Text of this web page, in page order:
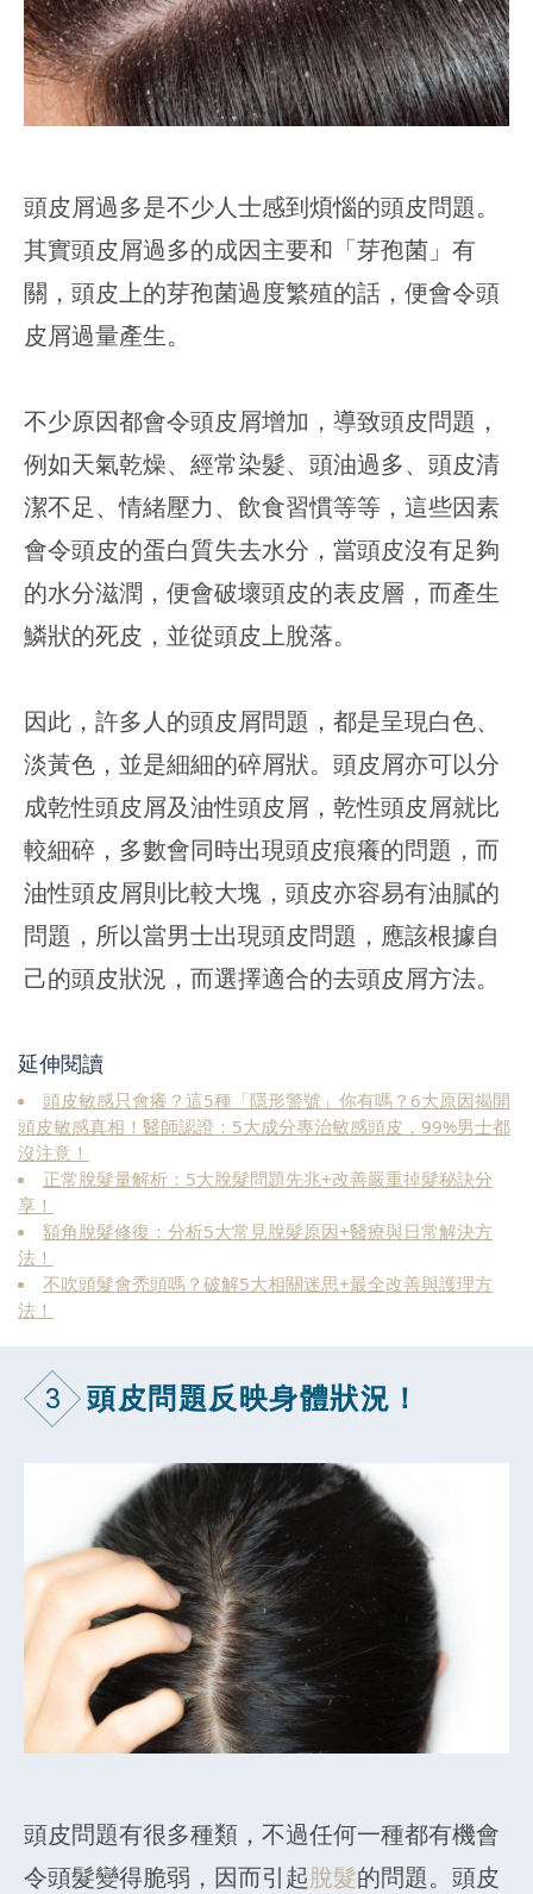
頭皮屑過多是不少人士感到煩惱的頭皮問題。
其實頭皮屑過多的成因主要和「芽孢菌」有
關，頭皮上的芽孢菌過度繁殖的話，便會令頭
皮屑過量產生。
不少原因都會令頭皮屑增加，導致頭皮問題，
例如天氣乾燥、經常染髮、頭油過多、頭皮清
潔不足、情緒壓力、飲食習慣等等，這些因素
會令頭皮的蛋白質失去水分，當頭皮沒有足夠
的水分滋潤，便會破壞頭皮的表皮層，而產生
鱗狀的死皮，並從頭皮上脫落。
因此，許多人的頭皮屑問題，都是呈現白色、
淡黃色，並是細細的碎屑狀。頭皮屑亦可以分
成乾性頭皮屑及油性頭皮屑，乾性頭皮屑就比
較細碎，多數會同時出現頭皮痕癢的問題，而
油性頭皮屑則比較大塊，頭皮亦容易有油膩的
問題，所以當男士出現頭皮問題，應該根據自
己的頭皮狀況，而選擇適合的去頭皮屑方法。
延伸閱讀
頭皮敏感只會癢？這5種「隱形警號」你有嗎？6大原因揭開
頭皮敏感真相！醫師認證：5大成分專治敏感頭皮，99%男士都
沒注意！
正常脫髮量解析：5大脫髮問題先兆+改善嚴重掉髮秘訣分
享！
額角脫髮修復：分析5大常見脫髮原因+醫療與日常解決方
法！
不吹頭髮會禿頭嗎？破解5大相關迷思+最全改善與護理方
法！
3 頭皮問題反映身體狀況！
頭皮問題有很多種類，不過任何一種都有機會
令頭髮變得脆弱，因而引起脫髮的問題。頭皮